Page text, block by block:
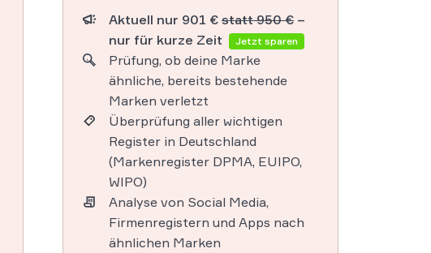
Aktuell nur 901 € statt 950 € –
nur für kurze Zeit
Jetzt sparen
Prüfung, ob deine Marke
ähnliche, bereits bestehende
Marken verletzt
Überprüfung aller wichtigen
Register in Deutschland
(Markenregister DPMA, EUIPO,
WIPO)
Analyse von Social Media,
Firmenregistern und Apps nach
ähnlichen Marken